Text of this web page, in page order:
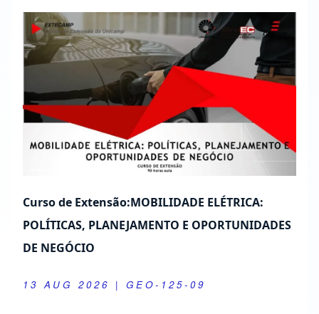
13 AUG 2026| GEO-125-09
Extension Activities